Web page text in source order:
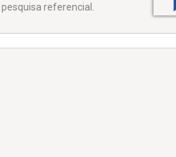
referencial.